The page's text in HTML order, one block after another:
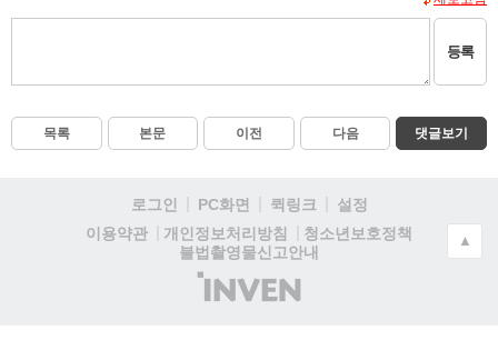
등록
목록 본문 이전 다음 댓글보기
로그인 PC화면 퀵링크
설정
이용약관
개인정보처리방침
청소년보호정책
불법촬영물신고안내
(주)
인
▲